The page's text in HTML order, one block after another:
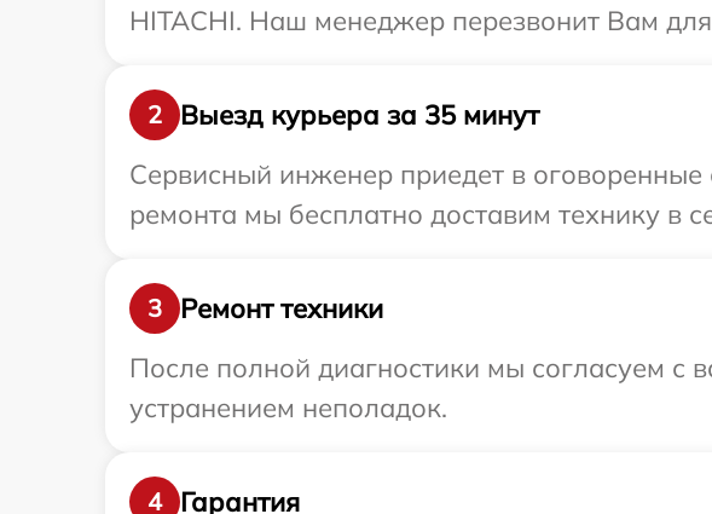
HITACHI. Наш менеджер перезвонит Вам
2
Выезд курьера за 35 минут
Сервисный инженер приедет в оговоренные
ремонта мы бесплатно доставим технику в
3
Ремонт техники
После полной диагностики мы согласуем с
устранением неполадок.
4
Гарантия